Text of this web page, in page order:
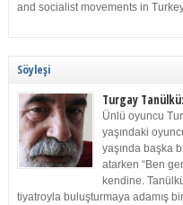
and socialist movements in
Söyleşi
Turgay Tanülkü:
Ünlü oyuncu
yaşındaki
yaşında başka
atarken “Ben
kendine.
tiyatroyla buluşturmaya adamış